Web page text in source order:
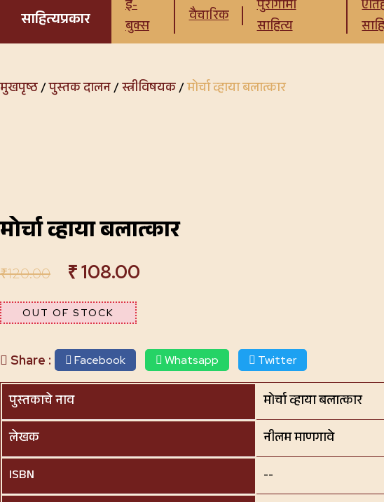
साहित्यप्रकार
ई-
बुक्स
वैचारिक
पुरोगामी
साहित्य
मुखपृष्ठ/पुस्तक दालन/स्त्रीविषयक/मोर्चा व्हाया बलात्कार
मोर्चा व्हाया बलात्कार
₹120.00 ₹108.00
OUT OF STOCK
Share : Facebook Whatsapp Twitter
पुस्तकाचे नाव
मोर्चा व्हाया बलात्कार
लेखक
नीलम माणगावे
ISBN
--